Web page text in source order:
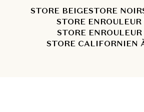
STORE BEIGESTORE NOIR
STORE
STORE
STORE CALIFORNIEN